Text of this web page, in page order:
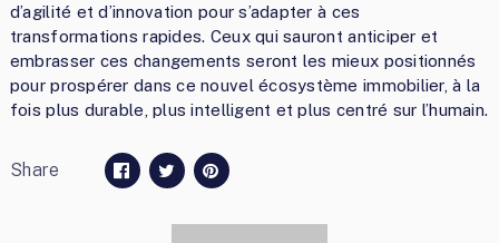
d’agilité et d’innovation pour s’adapter à ces
transformations rapides. Ceux qui sauront anticiper et
embrasser ces changements seront les mieux positionnés
pour prospérer dans ce nouvel écosystème immobilier, à la
fois plus durable, plus intelligent et plus centré sur l’humain.
Share